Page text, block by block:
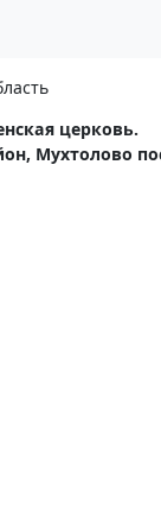
церковь.
Мухтолово